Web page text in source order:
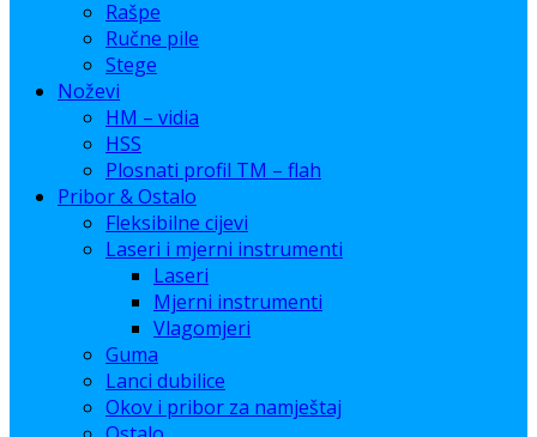
Rašpe
Ručne pile
Stege
Noževi
HM – vidia
HSS
Plosnati profil TM – flah
Pribor & Ostalo
Fleksibilne cijevi
Laseri i mjerni instrumenti
Laseri
Mjerni instrumenti
Vlagomjeri
Guma
Lanci dubilice
Okov i pribor za namještaj